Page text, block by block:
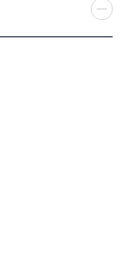
2024 생활물류 서비스 보